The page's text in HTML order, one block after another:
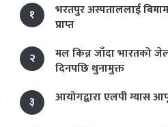
१
भरतपुर अस्पताललाई
प्राप्त
२
मल किन्न जाँदा भारतको
दिनपछि थुनामुक्त
३
आयोगद्वारा एलपी ग्यास